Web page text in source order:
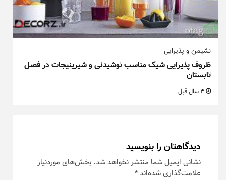
نشیمن و پذیرایی
ظروف پذیرایی شیک مناسب نوشیدنی و شیرینیجات در فصل
تابستان
دیدگاهتان را بنویسید
نشانی ایمیل شما منتشر نخواهد شد. بخش‌های موردنیاز
علامت‌گذاری شده‌اند*